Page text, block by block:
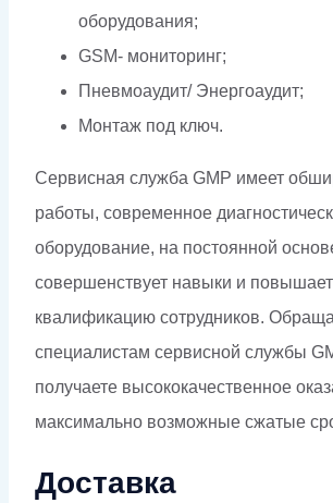
оборудования;
GSM- мониторинг;
Пневмоаудит/ Энергоаудит;
Монтаж под ключ.
Сервисная служба GMP имеет
работы, современное
оборудование, на постоянной
совершенствует навыки и повышает
квалификацию сотрудников.
специалистам сервисной службы
получаете высококачественное
максимально возможные сжатые
Доставка